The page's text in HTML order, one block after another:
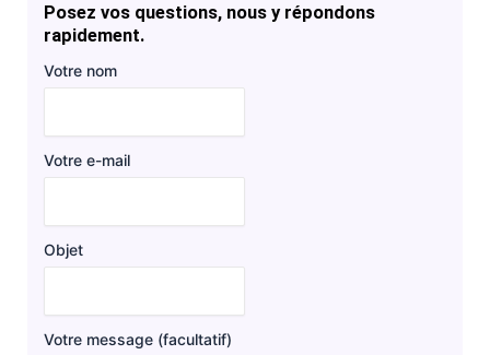
Posez vos questions, nous y répondons
rapidement.
Votre nom
Votre e-mail
Objet
Votre message (facultatif)